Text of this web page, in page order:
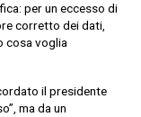
per un eccesso di
corretto dei dati,
cosa voglia
il presidente
ma da un